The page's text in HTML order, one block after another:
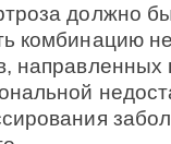
должно
комбинацию